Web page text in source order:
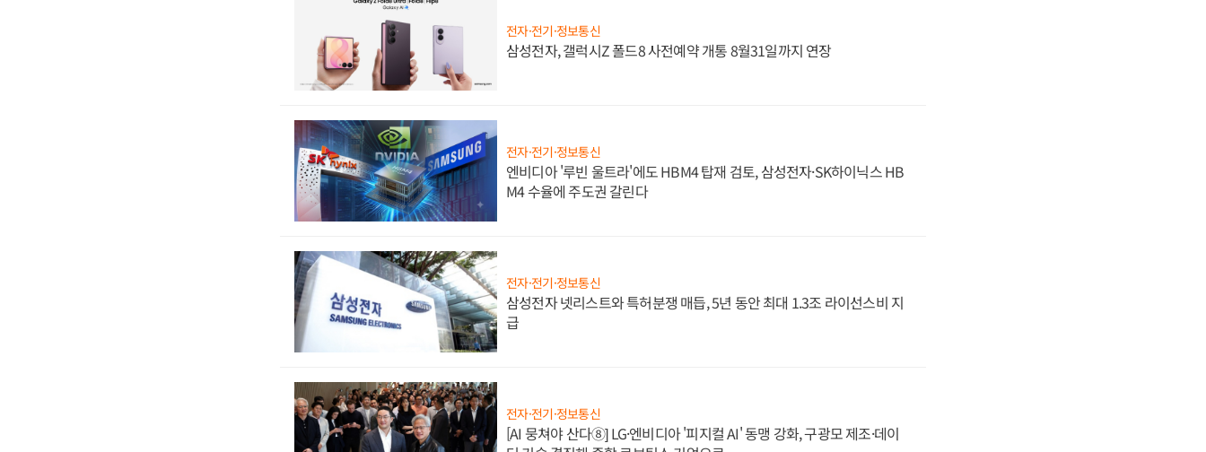
전자·전기·정보통신
삼성전자, 갤럭시Z 폴드8 사전예약 개통 8월31일까지 연장
전자·전기·정보통신
엔비디아 '루빈 울트라'에도 HBM4 탑재 검토, 삼성전자·SK하이닉스 HB
M4 수율에 주도권 갈린다
전자·전기·정보통신
삼성전자 넷리스트와 특허분쟁 매듭, 5년 동안 최대 1.3조 라이선스비 지
급
전자·전기·정보통신
[AI 뭉쳐야 산다⑧] LG·엔비디아 '피지컬 AI' 동맹 강화, 구광모 제조·데이